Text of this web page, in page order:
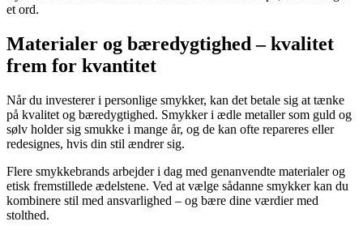
et ord.
Materialer og bæredygtighed – kvalitet
frem for kvantitet
Når du investerer i personlige smykker, kan det betale sig at tænke
på kvalitet og bæredygtighed. Smykker i ædle metaller som guld og
sølv holder sig smukke i mange år, og de kan ofte repareres eller
redesignes, hvis din stil ændrer sig.
Flere smykkebrands arbejder i dag med genanvendte materialer og
etisk fremstillede ædelstene. Ved at vælge sådanne smykker kan du
kombinere stil med ansvarlighed – og bære dine værdier med
stolthed.